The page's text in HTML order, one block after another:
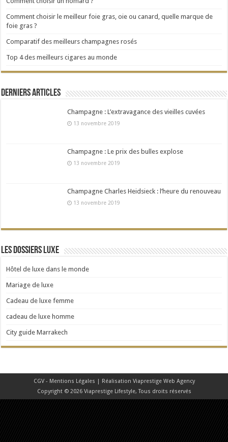
Comment choisir le meilleur foie gras, oie ou canard, quelle marque de
foie gras ?
Comparatif des meilleurs champagnes rosés
Top 4 des meilleurs cigares au monde
Derniers articles
Champagne : L’extravagance des vieilles cuvées
13 novembre 2019
Champagne : Le prix des bulles explose
13 novembre 2019
Champagne Charles Heidsieck : l’heure du renouveau
13 novembre 2019
Les dossiers Luxe
Hôtel de luxe dans le monde
Mariage de luxe
Cadeau de luxe femme
cadeau de luxe homme
City guide Marrakech
CGV - Mentions Légales | Réalisation Viaprestige Web Agency
Copyright © 2026 Viaprestige Lifestyle, Tous droits réservés